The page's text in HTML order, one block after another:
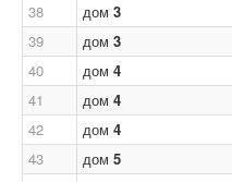
38
дом 3
39
дом 3
40
дом 4
41
дом 4
42
дом 4
43
дом 5